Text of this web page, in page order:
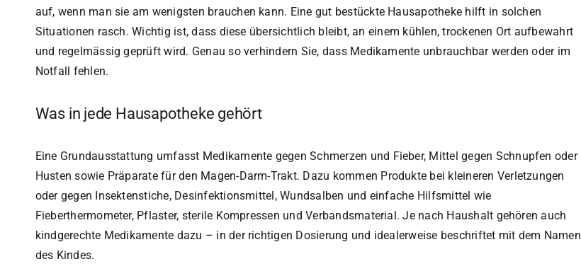
auf, wenn man sie am wenigsten brauchen kann. Eine gut bestückte Hausapotheke hilft in solchen
Situationen rasch. Wichtig ist, dass diese übersichtlich bleibt, an einem kühlen, trockenen Ort aufbewahrt
und regelmässig geprüft wird. Genau so verhindern Sie, dass Medikamente unbrauchbar werden oder im
Notfall fehlen.
Was in jede Hausapotheke gehört
Eine Grundausstattung umfasst Medikamente gegen Schmerzen und Fieber, Mittel gegen Schnupfen oder
Husten sowie Präparate für den Magen-Darm-Trakt. Dazu kommen Produkte bei kleineren Verletzungen
oder gegen Insektenstiche, Desinfektionsmittel, Wundsalben und einfache Hilfsmittel wie
Fieberthermometer, Pflaster, sterile Kompressen und Verbandsmaterial. Je nach Haushalt gehören auch
kindgerechte Medikamente dazu – in der richtigen Dosierung und idealerweise beschriftet mit dem Namen
des Kindes.